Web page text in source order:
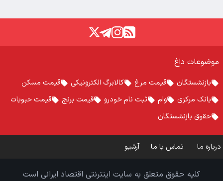
موضوعات داغ
بازنشستگان قیمت مرغ کالابرگ الکترونیکی
قیمت مسکن
بانک مرکزی
وام ثبت نام خودرو قیمت برنج
قیمت حبوبات
حقوق بازنشستگان
درباره ما تماس با ما آرشیو
کلیه حقوق متعلق به سایت اینترنتی اقتصاد ایرانی است